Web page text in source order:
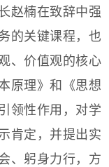
赵楠在致辞中强
的关键课程，也
、价值观的核心
原理》和《思想
领性作用，对学
肯定，并提出实
、躬身力行，方